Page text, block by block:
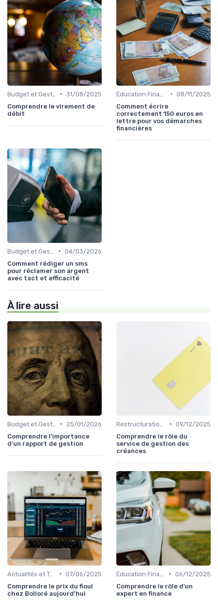
• 31/08/2025
Comprendre le virement de
débit
• 08/11/2025
Comment écrire
correctement 150 euros en
lettre pour vos démarches
financières
• 04/03/2026
Comment rédiger un sms
pour réclamer son argent
avec tact et efficacité
À lire aussi
•
25/01/2026
Comprendre l'importance
d'un rapport de gestion
• 09/12/2025
Comprendre le rôle du
service de gestion des
créances
Actualités et Tendances Économiques • 07/06/2025
Comprendre le prix du fioul
chez Bolloré aujourd'hui
• 06/12/2025
Comprendre le rôle d'un
expert en finance